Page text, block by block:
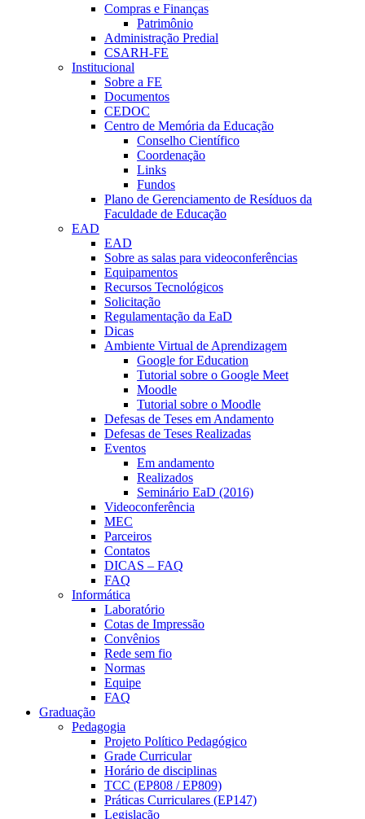
Compras e Finanças
Patrimônio
Administração Predial
CSARH-FE
Institucional
Sobre a FE
Documentos
CEDOC
Centro de Memória da Educação
Conselho Científico
Coordenação
Links
Fundos
Plano de Gerenciamento de Resíduos da
Faculdade de Educação
EAD
EAD
Sobre as salas para videoconferências
Equipamentos
Recursos Tecnológicos
Solicitação
Regulamentação da EaD
Dicas
Ambiente Virtual de Aprendizagem
Google for Education
Tutorial sobre o Google Meet
Moodle
Tutorial sobre o Moodle
Defesas de Teses em Andamento
Defesas de Teses Realizadas
Eventos
Em andamento
Realizados
Seminário EaD (2016)
Videoconferência
MEC
Parceiros
Contatos
DICAS – FAQ
FAQ
Informática
Laboratório
Cotas de Impressão
Convênios
Rede sem fio
Normas
Equipe
FAQ
Graduação
Pedagogia
Projeto Político Pedagógico
Grade Curricular
Horário de disciplinas
TCC (EP808 / EP809)
Práticas Curriculares (EP147)
Legislação